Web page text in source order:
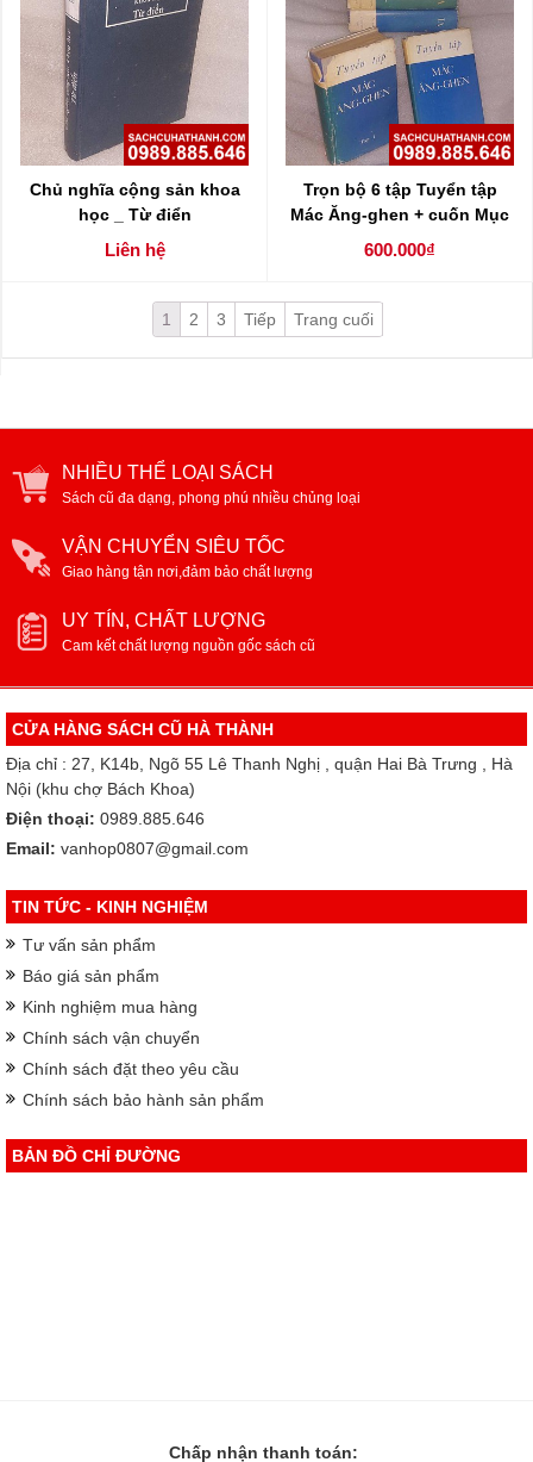
Chủ nghĩa cộng sản khoa
học _ Từ điển
Liên hệ
Trọn bộ 6 tập Tuyển tập
Mác Ăng-ghen + cuốn Mục
lục tra cứu
600.000₫
1 2 3 Tiếp Trang cuối
NHIỀU THỂ LOẠI SÁCH
Sách cũ đa dạng, phong phú nhiều chủng loại
VẬN CHUYỂN SIÊU TỐC
Giao hàng tận nơi,đảm bảo chất lượng
UY TÍN, CHẤT LƯỢNG
Cam kết chất lượng nguồn gốc sách cũ
CỬA HÀNG SÁCH CŨ HÀ THÀNH
Địa chỉ : 27, K14b, Ngõ 55 Lê Thanh Nghị , quận Hai Bà Trưng , Hà
Nội (khu chợ Bách Khoa)
Điện thoại: 0989.885.646
Email: vanhop0807@gmail.com
TIN TỨC - KINH NGHIỆM
Tư vấn sản phẩm
Báo giá sản phẩm
Kinh nghiệm mua hàng
Chính sách vận chuyển
Chính sách đặt theo yêu cầu
Chính sách bảo hành sản phẩm
BẢN ĐỒ CHỈ ĐƯỜNG
Chấp nhận thanh toán: